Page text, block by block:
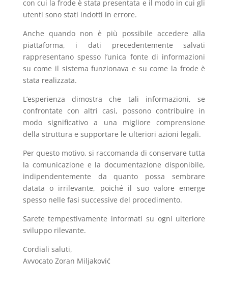
con cui la frode è stata presentata e il modo in cui gli
utenti sono stati indotti in errore.
Anche quando non è più possibile accedere alla
piattaforma, i dati precedentemente salvati
rappresentano spesso l’unica fonte di informazioni
su come il sistema funzionava e su come la frode è
stata realizzata.
L’esperienza dimostra che tali informazioni, se
confrontate con altri casi, possono contribuire in
modo significativo a una migliore comprensione
della struttura e supportare le ulteriori azioni legali.
Per questo motivo, si raccomanda di conservare tutta
la comunicazione e la documentazione disponibile,
indipendentemente da quanto possa sembrare
datata o irrilevante, poiché il suo valore emerge
spesso nelle fasi successive del procedimento.
Sarete tempestivamente informati su ogni ulteriore
sviluppo rilevante.
Cordiali saluti,
Avvocato Zoran Miljaković